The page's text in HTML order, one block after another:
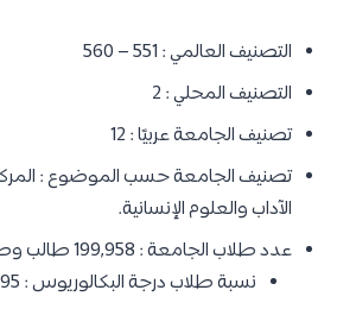
التصنيف العالمي : 551 – 560
التصنيف المحلي : 2
تصنيف الجامعة عربيًا : 12
الآداب والعلوم الإنسانية.
عدد طلاب الجامعة : 199,958 طالب وطالبة.
نسبة طلاب درجة البكالوريوس : 95%